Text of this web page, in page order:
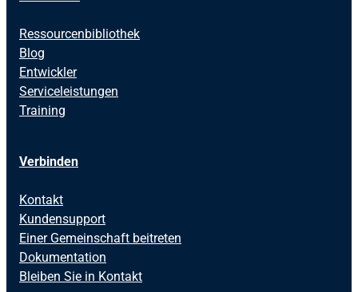
Ressourcenbibliothek
Blog
Entwickler
Serviceleistungen
Training
Verbinden
Kontakt
Kundensupport
Einer Gemeinschaft beitreten
Dokumentation
Bleiben Sie in Kontakt